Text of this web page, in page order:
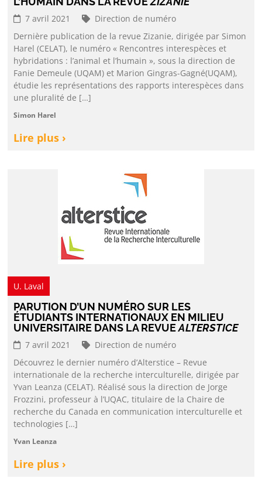
7 avril 2021
Direction de numéro
Dernière publication de la revue Zizanie, dirigée par Simon
Harel (CELAT), le numéro « Rencontres interespèces et
hybridations : l’animal et l’humain », sous la direction de
Fanie Demeule (UQAM) et Marion Gingras-Gagné(UQAM),
étudie les représentations des rapports interespèces dans
une pluralité de […]
Simon Harel
Lire plus ›
U. Laval
PARUTION D’UN NUMÉRO SUR LES
ÉTUDIANTS INTERNATIONAUX EN MILIEU
UNIVERSITAIRE DANS LA REVUEALTERSTICE
7 avril 2021
Direction de numéro
Découvrez le dernier numéro d’Alterstice – Revue
internationale de la recherche interculturelle, dirigée par
Yvan Leanza (CELAT). Réalisé sous la direction de Jorge
Frozzini, professeur à l’UQAC, titulaire de la Chaire de
recherche du Canada en communication interculturelle et
technologies […]
Yvan Leanza
Lire plus ›